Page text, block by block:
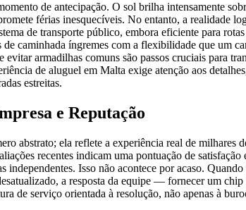
de antecipação. O sol brilha intensamente
férias inesquecíveis. No entanto, a realidade
de transporte público, embora eficiente para
caminhada íngremes com a flexibilidade que um
evitar armadilhas comuns são passos cruciais para
de aluguel em Malta exige atenção aos
estreitas.
e Reputação
abstrato; ela reflete a experiência real de milhares
recentes indicam uma pontuação de satisfação
independentes. Isso não acontece por acaso.
a resposta da equipe — fornecer um
de serviço orientada à resolução, não apenas à